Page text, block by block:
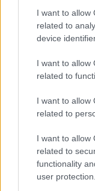
I want to allow
related to
device
I want to allow
related to
I want to allow
related to
I want to allow
related to
functionality
user protection.
εσωστρεφούς
του δρόμου»,
σύγχρονος
καταλαβαίνει
κρύβεται ένα
λυτρωτικά, η
κόσμο
στο ΟΑΚΑ